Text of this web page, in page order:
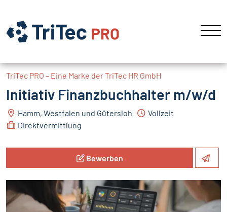
TriTec PRO – Eine Marke der TriTec HR GmbH
Initiativ Finanzbuchhalter m/w/d
Hamm, Westfalen und Gütersloh
Vollzeit
Direktvermittlung
Bewerben